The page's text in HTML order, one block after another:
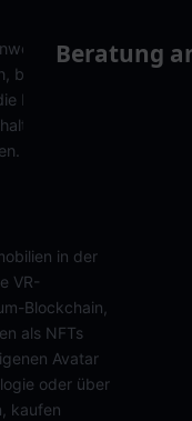
Beratung
bieten
Möglichkeit, digital
oder an
in der
VR-
Blockchain,
als NFTs
Avatar
oder über
kaufen